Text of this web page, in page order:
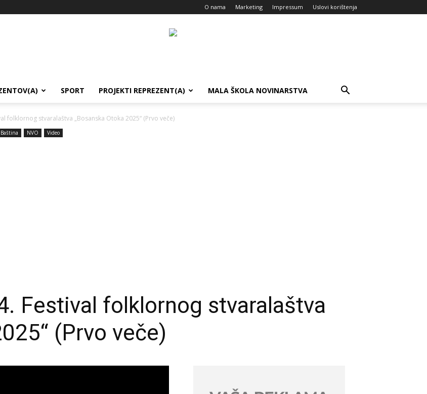
O nama Marketing Impressum Uslovi korištenja
SPORT PROJEKTI REPREZENT(A) MALA ŠKOLA NOVINARSTVA
folklornog stvaralaštva „Bosanska Otoka 2025“ (Prvo veče)
NVO Video
Festival folklornog stvaralaštva
(Prvo veče)